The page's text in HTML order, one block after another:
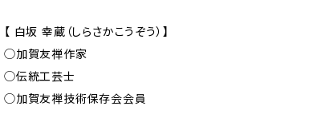
【 白坂 幸蔵（しらさかこうぞう）】
◯加賀友禅作家
◯伝統工芸士
◯加賀友禅技術保存会会員